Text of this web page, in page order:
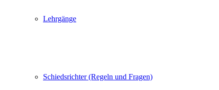
Lehrgänge
Schiedsrichter (Regeln und Fragen)